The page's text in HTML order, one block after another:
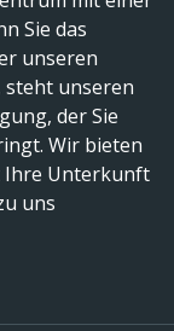
Sie das
unseren
steht unseren
der Sie
Wir bieten
Ihre Unterkunft
uns